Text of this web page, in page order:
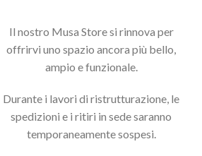
Il nostro Musa Store si rinnova per
offrirvi uno spazio ancora più bello,
ampio e funzionale.
Durante i lavori di ristrutturazione, le
spedizioni e i ritiri in sede saranno
temporaneamente sospesi.